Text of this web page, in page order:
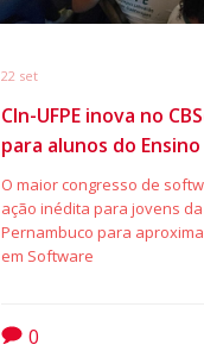
22 set
CIn-UFPE inova no
para alunos do
O maior congresso de
ação inédita para jovens da
Pernambuco para
em Software
0